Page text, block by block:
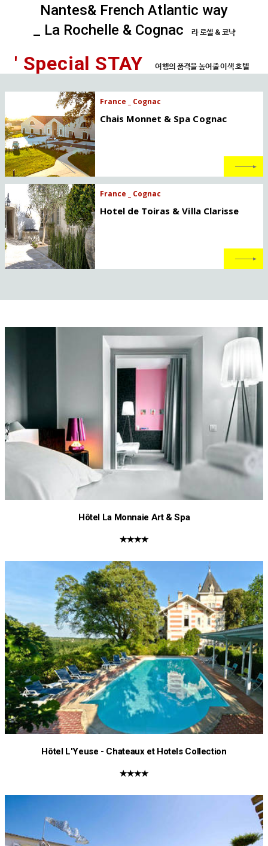
Nantes& French Atlantic way
_ La Rochelle & Cognac
라 로셀 & 코냑
Hôtel La Monnaie Art & Spa
★★★★
Hôtel L'Yeuse - Chateaux et Hotels Collection
★★★★
' Special STAY 여행의 품격을 높여줄 이색 호텔
France _ Cognac
Chais Monnet & Spa Cognac
France _ Cognac
Hotel de Toiras & Villa Clarisse